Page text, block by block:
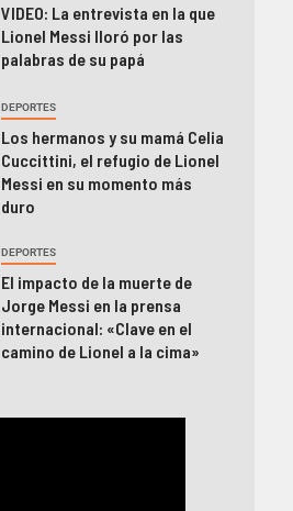
VIDEO: La entrevista en la que
Lionel Messi lloró por las
palabras de su papá
DEPORTES
Los hermanos y su mamá Celia
Cuccittini, el refugio de Lionel
Messi en su momento más
duro
DEPORTES
El impacto de la muerte de
Jorge Messi en la prensa
internacional: «Clave en el
camino de Lionel a la cima»